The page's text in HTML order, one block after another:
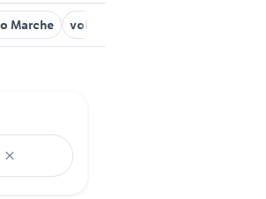
Marche volkswagen polo Frosinone